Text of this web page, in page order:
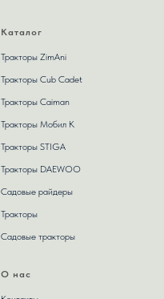
Каталог
Тракторы ZimAni
Тракторы Сub Сadet
Тракторы Caiman
Тракторы Мобил К
Тракторы STIGA
Тракторы DAEWOO
Садовые райдеры
Тракторы
Садовые тракторы
О нас